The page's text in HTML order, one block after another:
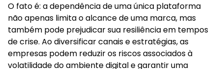
O fato é: a dependência de uma única plataforma
não apenas limita o alcance de uma marca, mas
também pode prejudicar sua resiliência em tempos
de crise. Ao diversificar canais e estratégias, as
empresas podem reduzir os riscos associados à
volatilidade do ambiente digital e garantir uma